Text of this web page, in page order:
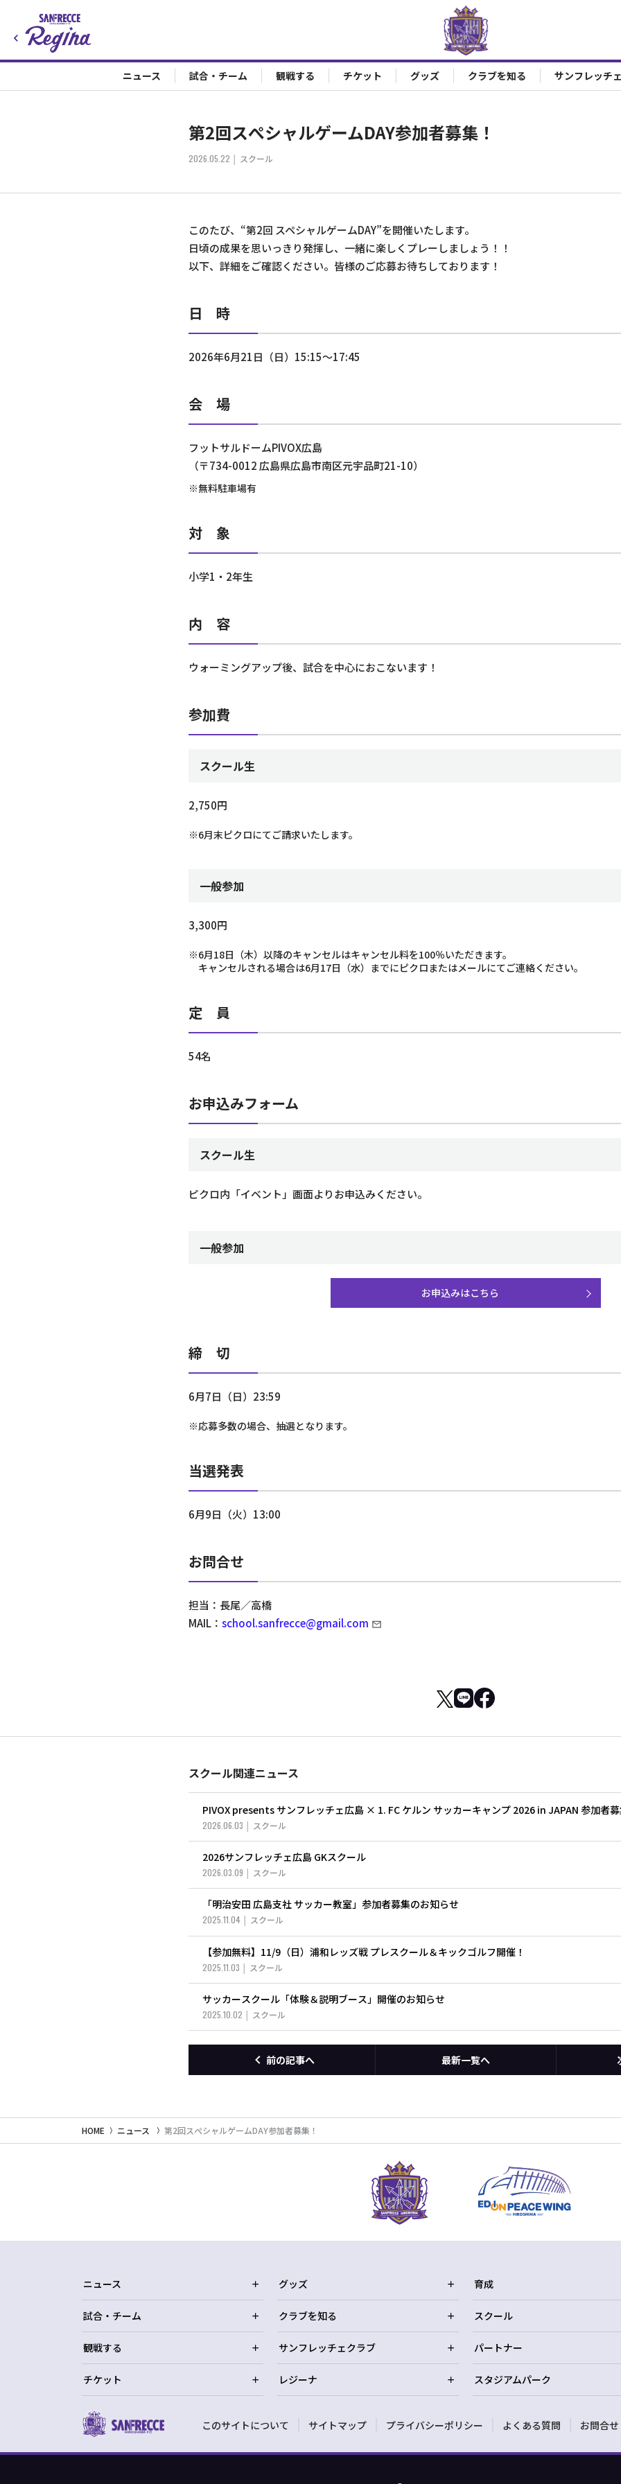
ニュース 試合・チーム 観戦する チケット グッズ クラブを知る サンフレッチ
第2回スぺシャルゲームDAY参加者募集！
2026.05.22 スクール
このたび、“第2回 スペシャルゲームDAY”を開催いたします。
日頃の成果を思いっきり発揮し、一緒に楽しくプレーしましょう！！
以下、詳細をご確認ください。皆様のご応募お待ちしております！
日 時
2026年6月21日（日）15:15～17:45
会 場
フットサルドームPIVOX広島
（〒734-0012 広島県広島市南区元宇品町21-10）
※無料駐車場有
対 象
小学1・2年生
内 容
ウォーミングアップ後、試合を中心におこないます！
参加費
スクール生
2,750円
※6月末ピクロにてご請求いたします。
一般参加
3,300円
※6月18日（木）以降のキャンセルはキャンセル料を100％いただきます。
キャンセルされる場合は6月17日（水）までにピクロまたはメールにてご連絡ください。
定 員
54名
お申込みフォーム
スクール生
ピクロ内「イベント」画面よりお申込みください。
一般参加
お申込みはこちら
締 切
6月7日（日）23:59
※応募多数の場合、抽選となります。
当選発表
6月9日（火）13:00
お問合せ
担当：長尾／高橋
MAIL： school.sanfrecce@gmail.com
スクール関連ニュース
PIVOX presents サンフレッチェ広島 × 1. FC ケルン サッカーキャンプ 2026 in JAPAN 参
2026.06.03 スクール
2026サンフレッチェ広島 GKスクール
2026.03.09 スクール
「明治安田 広島支社 サッカー教室」参加者募集のお知らせ
2025.11.04 スクール
【参加無料】11/9（日）浦和レッズ戦 プレスクール＆キックゴルフ開催！
2025.11.03 スクール
サッカースクール「体験＆説明ブース」開催のお知らせ
2025.10.02 スクール
前の記事へ 最新一覧へ
HOME ニュース 第2回スぺシャルゲームDAY参加者募集！
ニュース
試合・チーム
観戦する
チケット
グッズ
クラブを知る
サンフレッチェクラブ
レジーナ
育成
スクール
パートナー
スタジアムパーク
このサイトについて サイトマップ プライバシーポリシー よくある質問 お問合せ